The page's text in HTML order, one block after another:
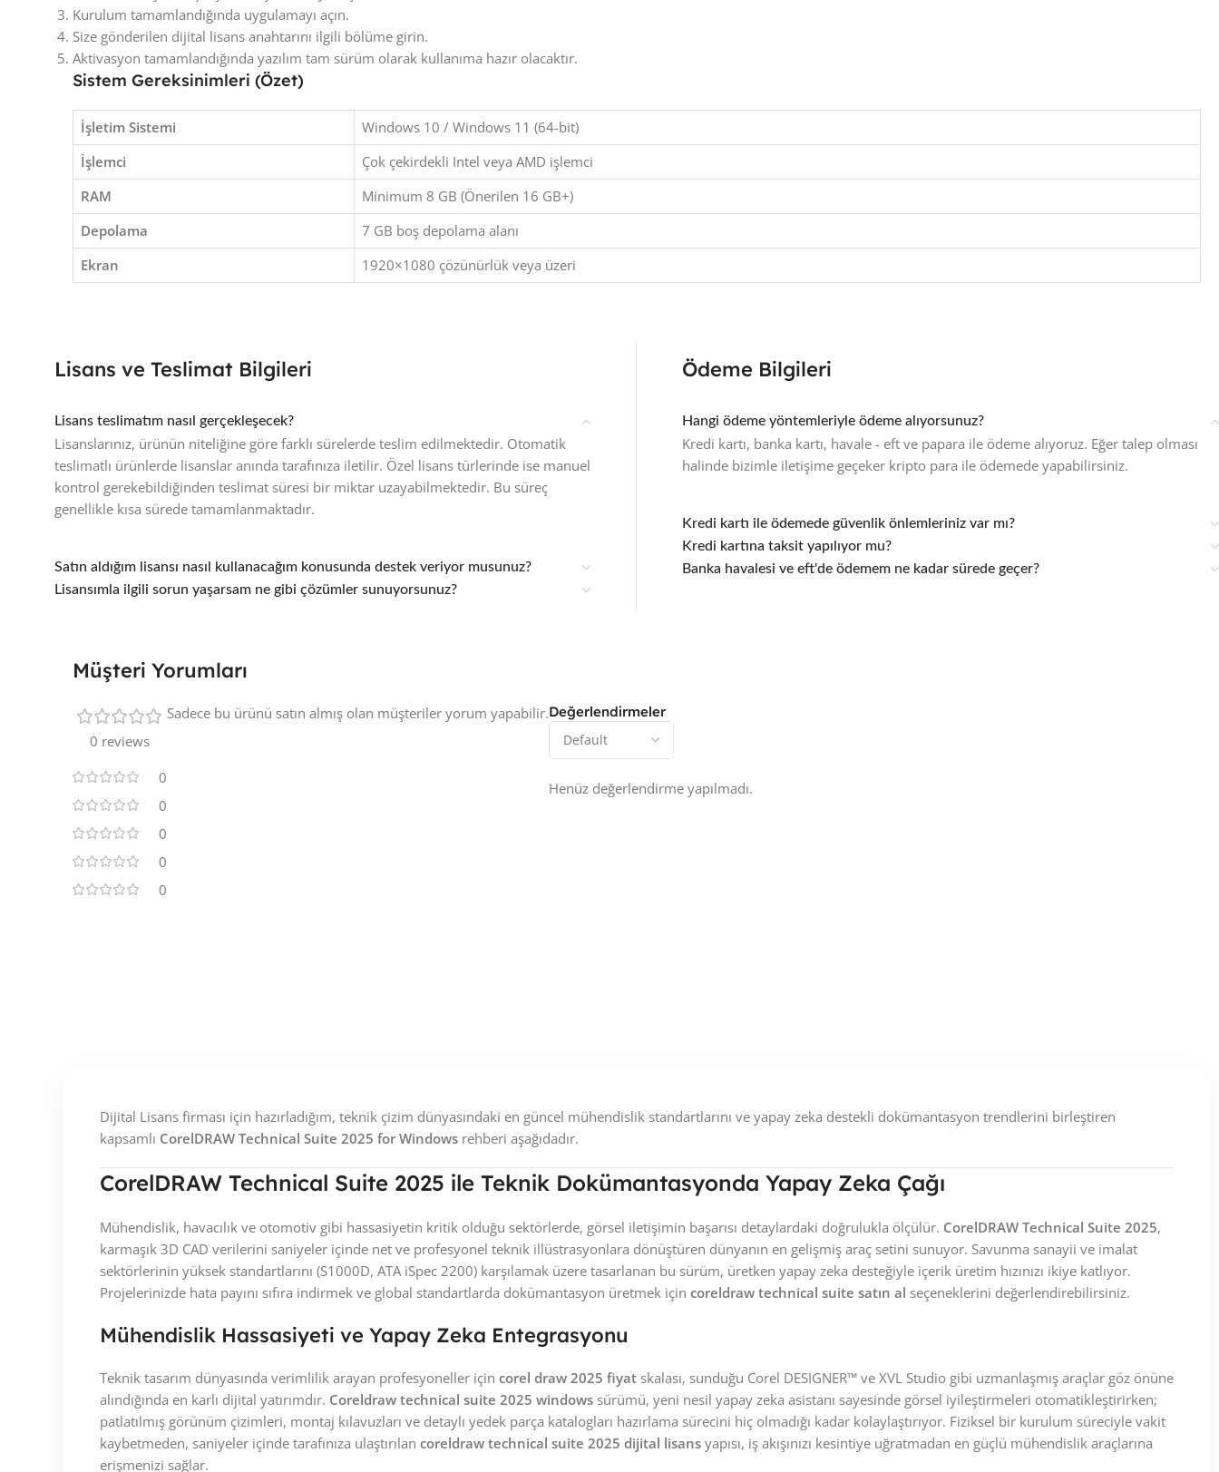
Kurulum tamamlandığında uygulamayı açın.
Size gönderilen dijital lisans anahtarını ilgili bölüme girin.
Aktivasyon tamamlandığında yazılım tam sürüm olarak kullanıma hazır olacaktır.
Sistem Gereksinimleri (Özet)
İşletim Sistemi
Windows 10 / Windows 11 (64-bit)
İşlemci
Çok çekirdekli Intel veya AMD işlemci
RAM
Minimum 8 GB (Önerilen 16 GB+)
Depolama
7 GB boş depolama alanı
Ekran
1920×1080 çözünürlük veya üzeri
Lisans ve Teslimat Bilgileri
Lisans teslimatım nasıl gerçekleşecek?
Lisanslarınız, ürünün niteliğine göre farklı sürelerde teslim edilmektedir. Otomatik
teslimatlı ürünlerde lisanslar anında tarafınıza iletilir. Özel lisans türlerinde ise manuel
kontrol gerekebildiğinden teslimat süresi bir miktar uzayabilmektedir. Bu süreç
genellikle kısa sürede tamamlanmaktadır.
Satın aldığım lisansı nasıl kullanacağım konusunda destek veriyor musunuz?
Lisansımla ilgili sorun yaşarsam ne gibi çözümler sunuyorsunuz?
Ödeme Bilgileri
Hangi ödeme yöntemleriyle ödeme alıyorsunuz?
Kredi kartı, banka kartı, havale - eft ve papara ile ödeme alıyoruz. Eğer talep olması
halinde bizimle iletişime geçeker kripto para ile ödemede yapabilirsiniz.
Kredi kartı ile ödemede güvenlik önlemleriniz var mı?
Kredi kartına taksit yapılıyor mu?
Banka havalesi ve eft'de ödemem ne kadar sürede geçer?
Müşteri Yorumları
0 reviews
0
0
0
0
0
Değerlendirmeler
Henüz değerlendirme yapılmadı.
Sadece bu ürünü satın almış olan müşteriler yorum yapabilir.
Dijital Lisans firması için hazırladığım, teknik çizim dünyasındaki en güncel mühendislik standartlarını ve yapay zeka destekli dokümantasyon trendlerini birleştiren
kapsamlı CorelDRAW Technical Suite 2025 for Windows rehberi aşağıdadır.
CorelDRAW Technical Suite 2025 ile Teknik Dokümantasyonda Yapay Zeka Çağı
Mühendislik, havacılık ve otomotiv gibi hassasiyetin kritik olduğu sektörlerde, görsel iletişimin başarısı detaylardaki doğrulukla ölçülür. CorelDRAW Technical Suite 2025,
karmaşık 3D CAD verilerini saniyeler içinde net ve profesyonel teknik illüstrasyonlara dönüştüren dünyanın en gelişmiş araç setini sunuyor. Savunma sanayii ve imalat
sektörlerinin yüksek standartlarını (S1000D, ATA iSpec 2200) karşılamak üzere tasarlanan bu sürüm, üretken yapay zeka desteğiyle içerik üretim hızınızı ikiye katlıyor.
Projelerinizde hata payını sıfıra indirmek ve global standartlarda dokümantasyon üretmek için coreldraw technical suite satın al seçeneklerini değerlendirebilirsiniz.
Mühendislik Hassasiyeti ve Yapay Zeka Entegrasyonu
Teknik tasarım dünyasında verimlilik arayan profesyoneller için corel draw 2025 fiyat skalası, sunduğu Corel DESIGNER™ ve XVL Studio gibi uzmanlaşmış araçlar göz önüne
alındığında en karlı dijital yatırımdır. Coreldraw technical suite 2025 windows sürümü, yeni nesil yapay zeka asistanı sayesinde görsel iyileştirmeleri otomatikleştirirken;
patlatılmış görünüm çizimleri, montaj kılavuzları ve detaylı yedek parça katalogları hazırlama sürecini hiç olmadığı kadar kolaylaştırıyor. Fiziksel bir kurulum süreciyle vakit
kaybetmeden, saniyeler içinde tarafınıza ulaştırılan coreldraw technical suite 2025 dijital lisans yapısı, iş akışınızı kesintiye uğratmadan en güçlü mühendislik araçlarına
erişmenizi sağlar.